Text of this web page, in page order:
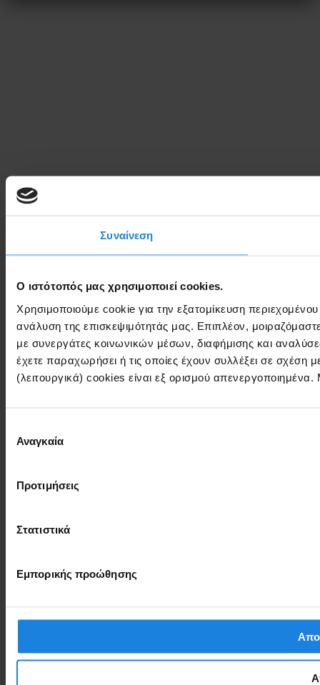
Συναίνεση
Ο ιστότοπός μας χρησιμοποιεί cookies.
Χρησιμοποιούμε cookie για την εξατομίκευση
ανάλυση της επισκεψιμότητάς μας. Επιπλέον,
με συνεργάτες κοινωνικών μέσων, διαφήμισης και
έχετε παραχωρήσει ή τις οποίες έχουν συλλέξει σε
(λειτουργικά) cookies είναι εξ ορισμού
συγκατάθεσης
Αναγκαία
Προτιμήσεις
Στατιστικά
Εμπορικής προώθησης